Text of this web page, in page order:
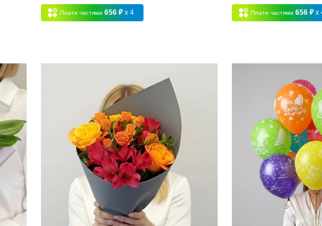
Плати частями 656 ₽ x 4 Плати частями 656 ₽ x